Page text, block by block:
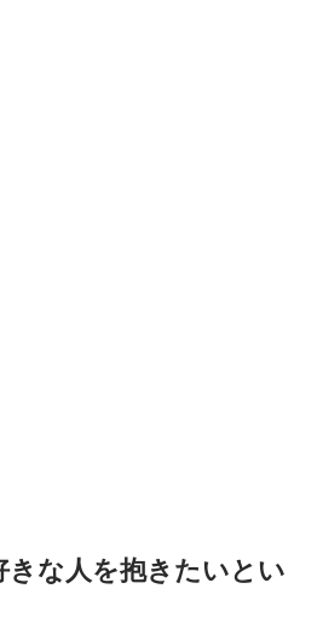
きな人を抱きたいとい